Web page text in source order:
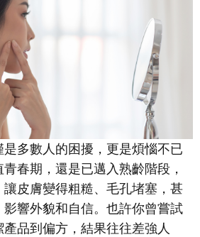
多數人的困擾，更是煩惱不已
春期，還是已邁入熟齡階段，
皮膚變得粗糙、毛孔堵塞，甚
響外貌和自信。也許你曾嘗試
品到偏方，結果往往差強人